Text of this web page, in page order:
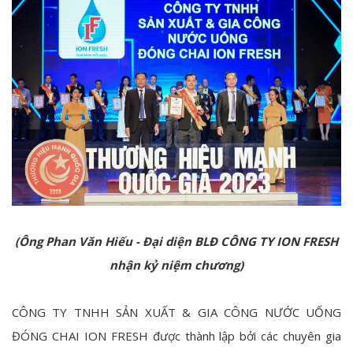
(Ông Phan Văn Hiếu - Đại diện BLĐ CÔNG TY ION FRESH
nhận kỷ niệm chương)
CÔNG TY TNHH SẢN XUẤT & GIA CÔNG NƯỚC UỐNG
ĐÓNG CHAI ION FRESH được thành lập bởi các chuyên gia